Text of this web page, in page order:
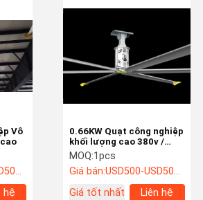
Vô
SET
hệ
0.66KW Quạt công nghiệp
khối lượng cao 380v /
50HZ Kiểm soát nước
MOQ:1pcs
Giá bán:USD500-USD5000/SET
Giá tốt nhất
Liên hệ